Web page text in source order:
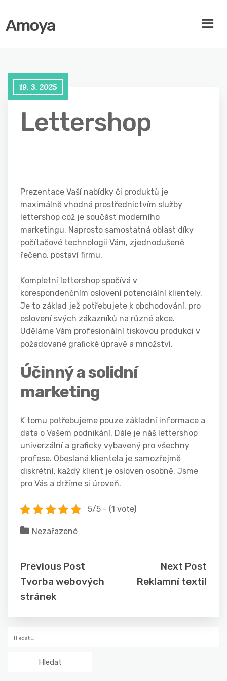
Amoya
19. 3. 2025
Lettershop
Prezentace Vaší nabídky či produktů je
maximálně vhodná prostřednictvím služby
lettershop což je součást moderního
marketingu. Naprosto samostatná oblast díky
počítačové technologii Vám, zjednodušeně
řečeno, postaví firmu.
Kompletní lettershop spočívá v
korespondenčním oslovení potenciální klientely.
Je to základ jež potřebujete k obchodování, pro
oslovení svých zákazníků na různé akce.
Uděláme Vám profesionální tiskovou produkci v
požadované grafické úpravě a množství.
Účinný a solidní
marketing
K tomu potřebujeme pouze základní informace a
data o Vašem podnikání. Dále je náš lettershop
univerzální a graficky vybavený pro všechny
profese. Obeslaná klientela je samozřejmě
diskrétní, každý klient je osloven osobně. Jsme
pro Vás a držíme si úroveň.
5/5 - (1 vote)
Nezařazené
Previous Post
Tvorba webových
stránek
Next Post
Reklamní textil